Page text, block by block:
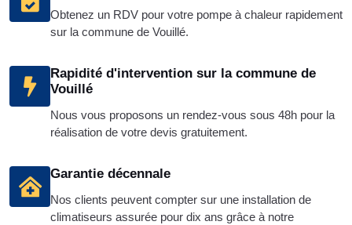
Obtenez un RDV pour votre pompe à chaleur rapidement
sur la commune de Vouillé.
Rapidité d'intervention sur la commune de
Vouillé
Nous vous proposons un rendez-vous sous 48h pour la
réalisation de votre devis gratuitement.
Garantie décennale
Nos clients peuvent compter sur une installation de
climatiseurs assurée pour dix ans grâce à notre